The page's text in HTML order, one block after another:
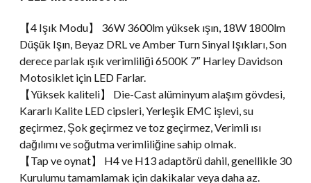
【4 Işık Modu】 36W 3600lm yüksek ışın, 18W 1800lm
Düşük Işın, Beyaz DRL ve Amber Turn Sinyal Işıkları, Son
derece parlak ışık verimliliği 6500K 7″ Harley Davidson
Motosiklet için LED Farlar.
【Yüksek kaliteli】 Die-Cast alüminyum alaşım gövdesi,
Kararlı Kalite LED cipsleri, Yerleşik EMC işlevi, su
geçirmez, Şok geçirmez ve toz geçirmez, Verimli ısı
dağılımı ve soğutma verimliliğine sahip olmak.
【Tap ve oynat】 H4 ve H13 adaptörü dahil, genellikle 30
Kurulumu tamamlamak için dakikalar veya daha az.